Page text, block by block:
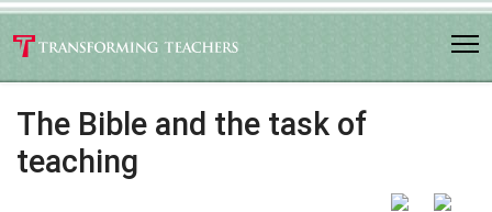
The Bible and the task of
teaching